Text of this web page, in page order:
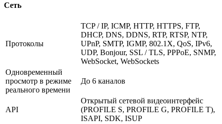
Сеть
Протоколы
TCP / IP, ICMP, HTTP, HTTPS, FTP,
DHCP, DNS, DDNS, RTP, RTSP, NTP,
UPnP, SMTP, IGMP, 802.1X, QoS, IPv6,
UDP, Bonjour, SSL / TLS, PPPoE, SNMP,
WebSocket, WebSockets
Одновременный
просмотр в режиме
реального времени
До 6 каналов
API
Открытый сетевой видеоинтерфейс
(PROFILE S, PROFILE G, PROFILE T),
ISAPI, SDK, ISUP